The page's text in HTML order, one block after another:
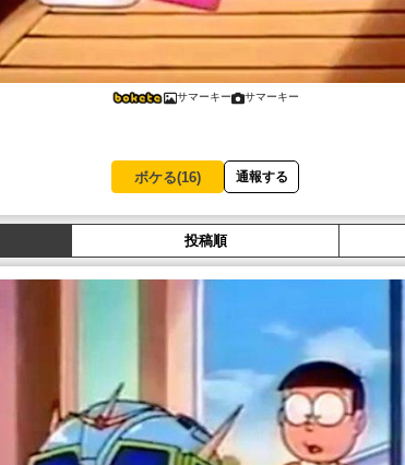
サマーキー サマーキー
ボケる(16) 通報する
投稿順